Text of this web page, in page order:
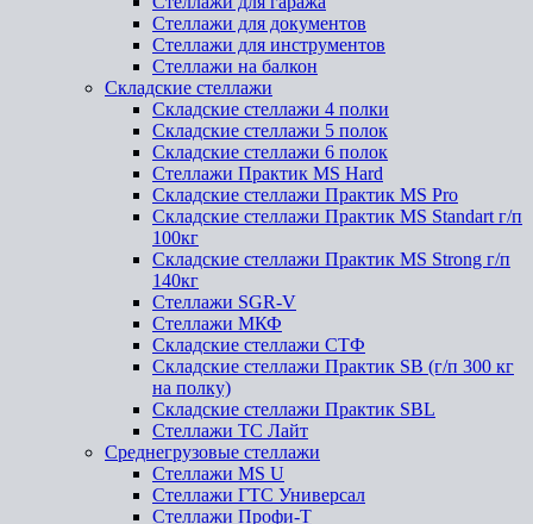
Стеллажи для документов
Стеллажи для инструментов
Стеллажи на балкон
Складские стеллажи
Складские стеллажи 4 полки
Складские стеллажи 5 полок
Складские стеллажи 6 полок
Стеллажи Практик MS Hard
Складские стеллажи Практик MS Pro
Складские стеллажи Практик MS Standart г/п
100кг
Складские стеллажи Практик MS Strong г/п
140кг
Стеллажи SGR-V
Стеллажи МКФ
Складские стеллажи СТФ
Складские стеллажи Практик SB (г/п 300 кг
на полку)
Складские стеллажи Практик SBL
Стеллажи ТС Лайт
Среднегрузовые стеллажи
Стеллажи MS U
Стеллажи ГТС Универсал
Стеллажи Профи-Т